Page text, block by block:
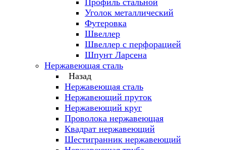
Профиль стальной
Уголок металлический
Футеровка
Швеллер
Швеллер с перфорацией
Шпунт Ларсена
Нержавеющая сталь
Назад
Нержавеющая сталь
Нержавеющий пруток
Нержавеющий круг
Проволока нержавеющая
Квадрат нержавеющий
Шестигранник нержавеющий